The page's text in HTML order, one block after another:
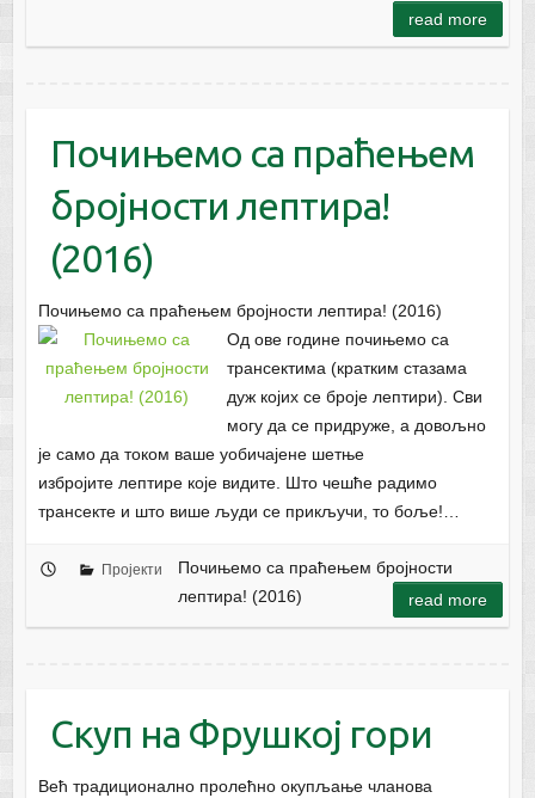
read more
Почињемо са праћењем
бројности лептира!
(2016)
Почињемо са праћењем бројности лептира! (2016)
Од ове године почињемо са
трансектима (кратким стазама
дуж којих се броје лептири). Сви
могу да се придруже, а довољно
је само да током ваше уобичајене шетње
избројите лептире које видите. Што чешће радимо
трансекте и што више људи се прикључи, то боље!…
Пројекти
Почињемо са праћењем бројности
лептира! (2016)
read more
Скуп на Фрушкој гори
Већ традиционално пролећно окупљање чланова